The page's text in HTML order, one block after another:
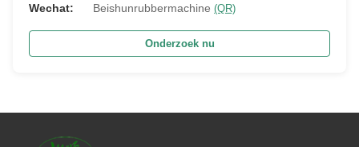
Wechat:
Beishunrubbermachine (QR)
Onderzoek nu